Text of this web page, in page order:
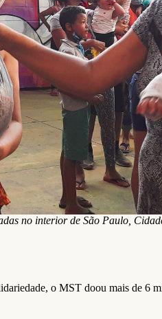
no interior de São Paulo,
o MST doou mais de 6